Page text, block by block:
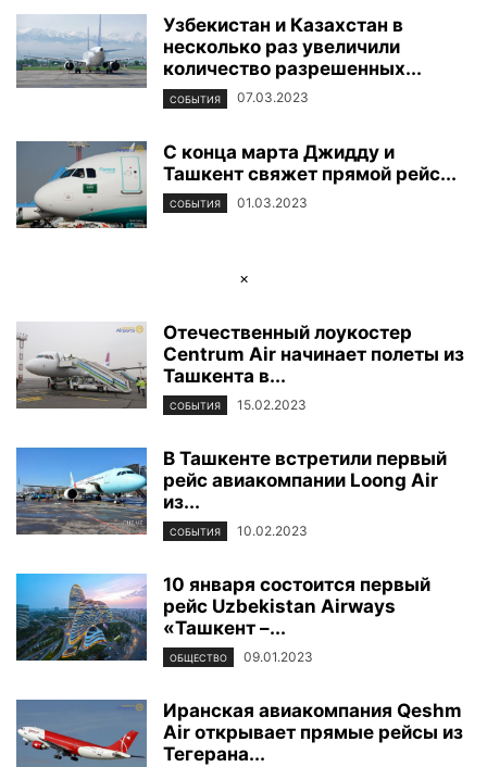
Узбекистан и Казахстан в
несколько раз увеличили
количество разрешенных...
СОБЫТИЯ 07.03.2023
С конца марта Джидду и
Ташкент свяжет прямой рейс...
СОБЫТИЯ 01.03.2023
×
Отечественный лоукостер
Centrum Air начинает полеты из
Ташкента в...
СОБЫТИЯ 15.02.2023
В Ташкенте встретили первый
рейс авиакомпании Loong Air
из...
СОБЫТИЯ 10.02.2023
10 января состоится первый
рейс Uzbekistan Airways
«Ташкент –...
ОБЩЕСТВО 09.01.2023
Иранская авиакомпания Qeshm
Air открывает прямые рейсы из
Тегерана...